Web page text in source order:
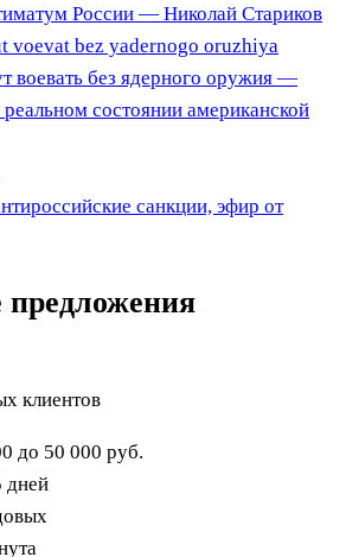
России — Николай Стариков
воевать без ядерного оружия —
состоянии американской
санкции, эфир от
клиентов
до 50 000 руб.
дней